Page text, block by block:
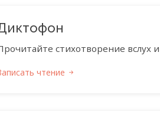
стихотворение вслух
чтение